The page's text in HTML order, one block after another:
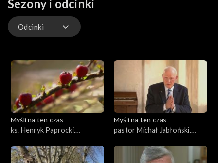
Sezony i odcinki
Odcinki
Myśli na ten czas
ks. Henryk Paprocki.
Dostojewskiego cz. 2
Myśli na ten czas
pastor Michał Jabłoński.